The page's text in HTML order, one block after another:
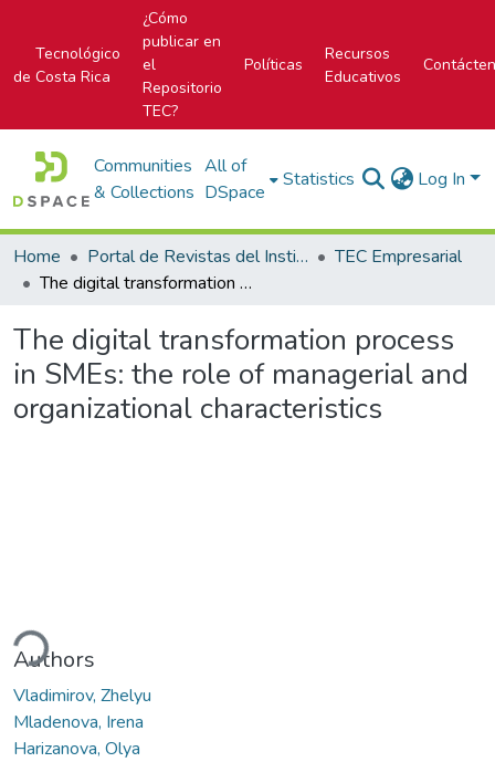
Tecnológico
de Costa Rica
¿Cómo
publicar en
el
Repositorio
TEC?
Políticas
Recursos
Educativos
Communities
& Collections
All of
DSpace
Statistics Log In
Home Portal de Revistas del Instituto Tecnológico de Costa Rica
TEC Empresarial
The digital transformation process in SMEs: the role of managerial and organizational characteristics
The digital transformation process
in SMEs: the role of managerial and
organizational characteristics
Authors
Vladimirov, Zhelyu
Mladenova, Irena
Harizanova, Olya